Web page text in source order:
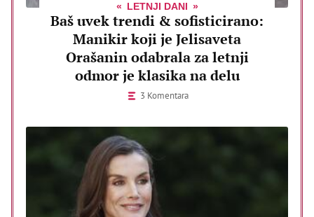
LETNJI DANI
Baš uvek trendi & sofisticirano:
Manikir koji je Jelisaveta
Orašanin odabrala za letnji
odmor je klasika na delu
3 Komentara